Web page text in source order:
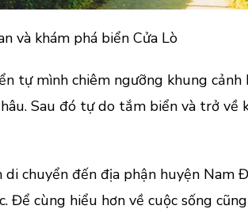
và khám phá biển Cửa Lò
tự mình chiêm ngưỡng khung
Sau đó tự do tắm biển và trở về
di chuyển đến địa phận huyện Nam
Để cùng hiểu hơn về cuộc sống